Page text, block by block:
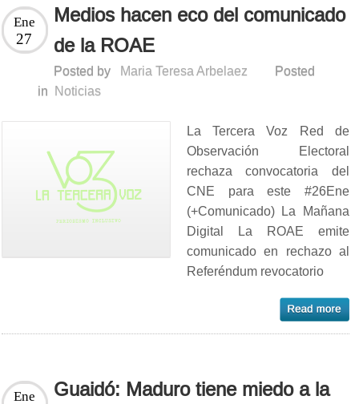
Medios hacen eco del comunicado
de la ROAE
Ene
27
Posted by Maria Teresa Arbelaez
Posted
in
Noticias
La Tercera Voz Red de
Observación Electoral
rechaza convocatoria del
CNE para este #26Ene
(+Comunicado) La Mañana
Digital La ROAE emite
comunicado en rechazo al
Referéndum revocatorio
Guaidó: Maduro tiene miedo a la
Ene